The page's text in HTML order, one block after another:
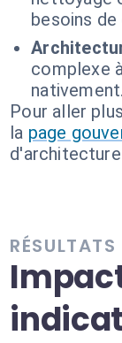
besoins
complexe
nativement.
Pour aller
la page
RÉSULTATS